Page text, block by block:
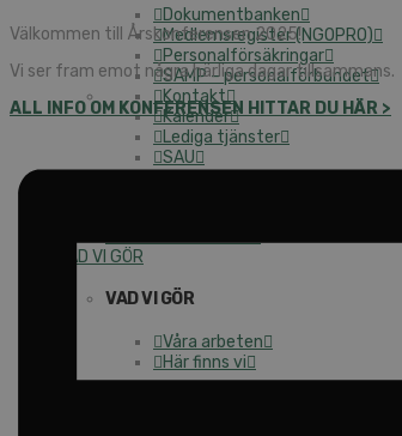
Dokumentbanken
Medlemsregister (NGOPRO)
Personalförsäkringar
SAMP – personalförbundet
Kontakt
Kalender
Lediga tjänster
SAU
VAD VI GÖR
VAD VI GÖR
Våra arbeten
Här finns vi
Välkommen till Årskonferensen 2025!
Vi ser fram emot några härliga dagar tillsammans.
ALL INFO OM KONFERENSEN HITTAR DU HÄR >